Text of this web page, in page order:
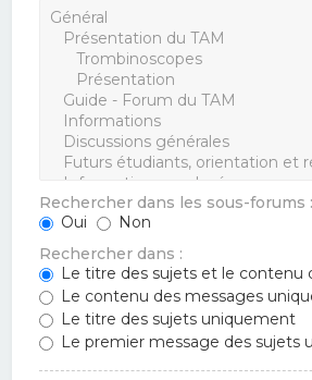
Rechercher dans les sous-forums :
Oui
Non
Rechercher dans :
Le titre des sujets et le contenu
Le contenu des messages
Le titre des sujets uniquement
Le premier message des sujets